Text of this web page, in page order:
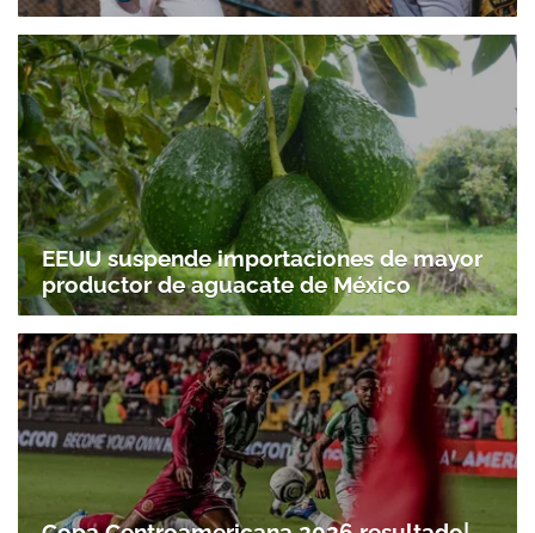
EEUU suspende importaciones de mayor
productor de aguacate de México